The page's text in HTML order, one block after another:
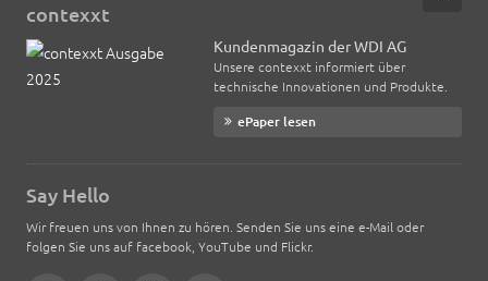
contexxt
Kundenmagazin der WDI AG
Unsere contexxt informiert über
technische Innovationen und Produkte.
ePaper lesen
Say Hello
Wir freuen uns von Ihnen zu hören. Senden Sie uns eine e-Mail oder
folgen Sie uns auf facebook, YouTube und Flickr.